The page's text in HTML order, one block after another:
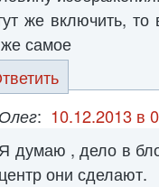
же включить,
самое
Олег: 10.12.2013 в
Я думаю , дело в
центр они сделают.